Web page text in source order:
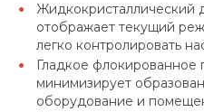
Жидкокристаллический
отображает текущий
легко контролировать
Гладкое
минимизирует
оборудование и